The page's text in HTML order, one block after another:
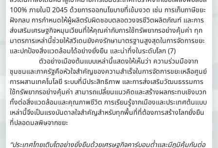
100% ภายในปี 2045 ด้วยการออกนโยบายที่เข้มงวด เช่น การเก็บภาษีขยะ
ฝังกลบ การกำหนดให้ผู้ผลิตรับผิดชอบตลอดวงจรชีวิตผลิตภัณฑ์ และการ
ส่งเสริมเศรษฐกิจหมุนเวียนที่ให้คุณค่ากับการใช้ทรัพยากรอย่างคุ้มค่า ทุก
มาตรการเหล่านี้ช่วยให้สวีเดนยังคงรักษามาตรฐานสูงสุดในการจัดการขยะ
และปกป้องสิ่งแวดล้อมได้อย่างยั่งยืน และน่าทึ่งในระดับโลก (7)
ตัวอย่างเมืองต้นแบบเหล่านี้แสดงให้เห็นว่า ความร่วมมือจาก
ชุมชนและภาครัฐคือหัวใจสำคัญของความสำเร็จในการจัดการขยะเหลือศูนย์
การผสานเทคโนโลยี ระบบที่มีประสิทธิภาพ และการส่งเสริมวัฒนธรรมการ
ใช้ทรัพยากรอย่างคุ้มค่า สามารถเปลี่ยนแนวคิดและสร้างผลกระทบเชิงบวก
ทั้งต่อสิ่งแวดล้อมและคุณภาพชีวิต การเรียนรู้จากเมืองและประเทศต้นแบบ
เหล่านี้จึงเป็นแรงบันดาลใจสำคัญสำหรับทุกพื้นที่ที่ต้องการสร้างโลกยั่งยืน
ที่ปลอดมลพิษจากขยะ
“ประเทศไทยเติบโตอย่างยั่งยืนด้วยเศรษฐกิจคาร์บอนต่ำและมีภูมิคุ้มกันต่อ